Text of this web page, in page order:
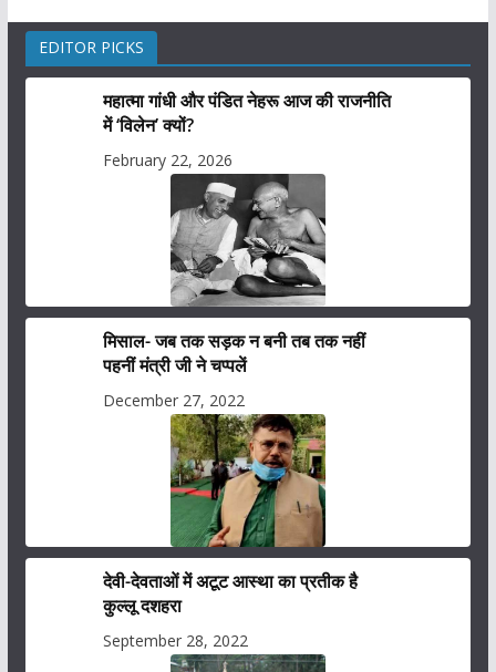
EDITOR PICKS
महात्मा गांधी और पंडित नेहरू आज की राजनीति
में ‘विलेन’ क्यों?
February 22, 2026
मिसाल- जब तक सड़क न बनी तब तक नहीं
पहनीं मंत्री जी ने चप्पलें
December 27, 2022
देवी-देवताओं में अटूट आस्था का प्रतीक है
कुल्लू दशहरा
September 28, 2022